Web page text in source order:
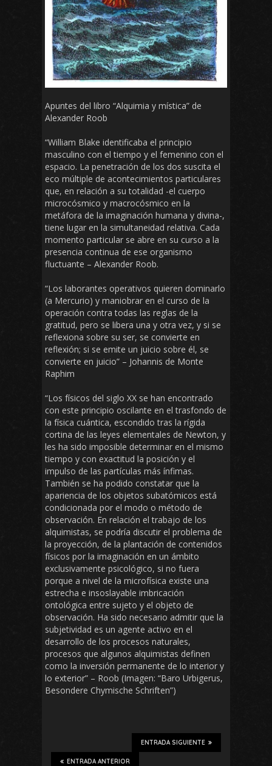
Apuntes del libro “Alquimia y mística” de
Alexander Roob
“William Blake identificaba el principio
masculino con el tiempo y el femenino con el
espacio. La penetración de los dos suscita el
eco múltiple de acontecimientos particulares
que, en relación a su totalidad -el cuerpo
microcósmico y macrocósmico en la
metáfora de la imaginación humana y divina-,
tiene lugar en la simultaneidad relativa. Cada
momento particular se abre en su curso a la
presencia continua de ese organismo
fluctuante – Alexander Roob.
“Los laborantes operativos quieren dominarlo
(a Mercurio) y maniobrar en el curso de la
operación contra todas las reglas de la
gratitud, pero se libera una y otra vez, y si se
reflexiona sobre su ser, se convierte en
reflexión; si se emite un juicio sobre él, se
convierte en juicio” – Johannis de Monte
Raphim
“Los físicos del siglo XX se han encontrado
con este principio oscilante en el trasfondo de
la física cuántica, escondido tras la rígida
cortina de las leyes elementales de Newton, y
les ha sido imposible determinar en el mismo
tiempo y con exactitud la posición y el
impulso de las partículas más ínfimas.
También se ha podido constatar que la
apariencia de los objetos subatómicos está
condicionada por el modo o método de
observación. En relación el trabajo de los
alquimistas, se podría discutir el problema de
la proyección, de la plantación de contenidos
físicos por la imaginación en un ámbito
exclusivamente psicológico, si no fuera
porque a nivel de la microfísica existe una
estrecha e insoslayable imbricación
ontológica entre sujeto y el objeto de
observación. Ha sido necesario admitir que la
subjetividad es un agente activo en el
desarrollo de los procesos naturales,
procesos que algunos alquimistas definen
como la inversión permanente de lo interior y
lo exterior” – Roob (Imagen: “Baro Urbigerus,
Besondere Chymische Schriften”)
ENTRADA SIGUIENTE
ENTRADA ANTERIOR